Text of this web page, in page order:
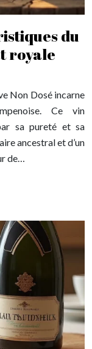
du
royale
Non Dosé incarne
Ce vin
sa pureté et sa
ancestral et d’un
de…